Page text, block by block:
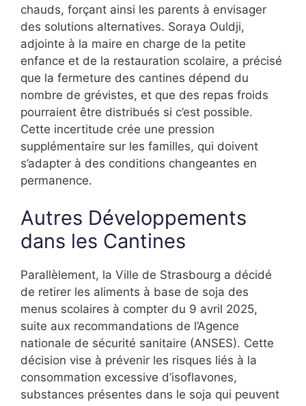
chauds, forçant ainsi les parents à envisager
des solutions alternatives. Soraya Ouldji,
adjointe à la maire en charge de la petite
enfance et de la restauration scolaire, a précisé
que la fermeture des cantines dépend du
nombre de grévistes, et que des repas froids
pourraient être distribués si c’est possible.
Cette incertitude crée une pression
supplémentaire sur les familles, qui doivent
s’adapter à des conditions changeantes en
permanence.
Autres Développements
dans les Cantines
Parallèlement, la Ville de Strasbourg a décidé
de retirer les aliments à base de soja des
menus scolaires à compter du 9 avril 2025,
suite aux recommandations de l’Agence
nationale de sécurité sanitaire (ANSES). Cette
décision vise à prévenir les risques liés à la
consommation excessive d’isoflavones,
substances présentes dans le soja qui peuvent